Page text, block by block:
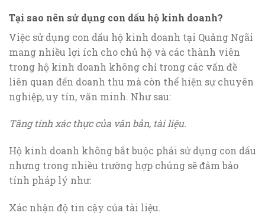
Tại sao nên sử dụng con dấu hộ kinh doanh?
Việc sử dụng con dấu hộ kinh doanh tại Quảng Ngãi
mang nhiều lợi ích cho chủ hộ và các thành viên
trong hộ kinh doanh không chỉ trong các vấn đề
liên quan đến doanh thu mà còn thể hiện sự chuyên
nghiệp, uy tín, văn minh. Như sau:
Tăng tính xác thực của văn bản, tài liệu.
Hộ kinh doanh không bắt buộc phải sử dụng con dấu
nhưng trong nhiều trường hợp chúng sẽ đảm bảo
tính pháp lý như:
Xác nhận độ tin cậy của tài liệu.